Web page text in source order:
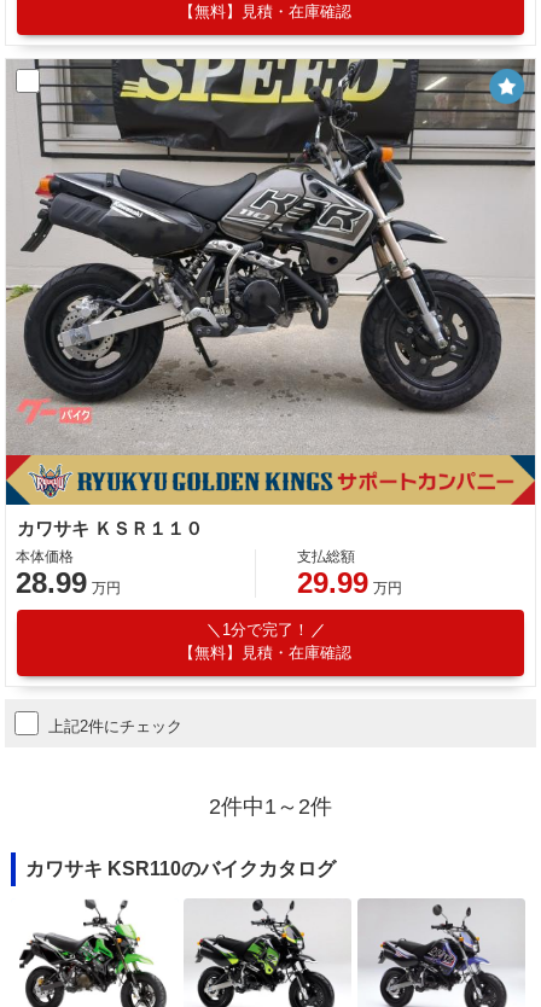
【無料】見積・在庫確認
カワサキ ＫＳＲ１１０
本体価格
28.99 万円
支払総額
29.99 万円
1分で完了！
【無料】見積・在庫確認
上記2件にチェック
2件中1～2件
カワサキ KSR110のバイクカタログ